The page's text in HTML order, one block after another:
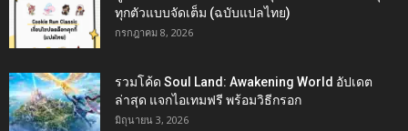
ทุกตัวแบบจัดเต็ม (ฉบับแปลไทย)
กรกฎาคม 8, 2026
รวมโค้ด Soul Land: Awakening World อัปเดต
ล่าสุด แจกไอเทมฟรี พร้อมวิธีกรอก
มิถุนายน 3, 2026